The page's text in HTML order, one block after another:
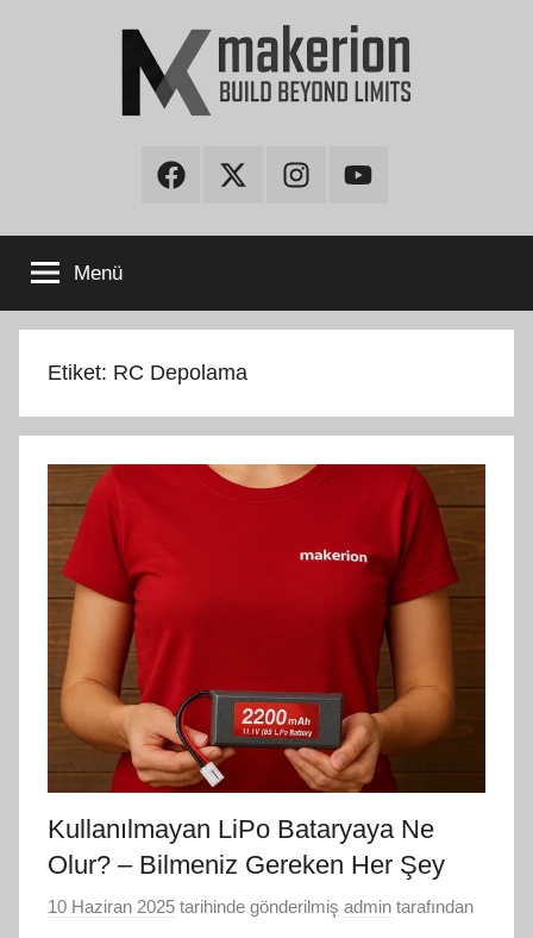
makerionFacebookTwitter InstagramYoutube
Menü
Etiket: RC Depolama
Kullanılmayan LiPo Bataryaya Ne
Olur? – Bilmeniz Gereken Her Şey
10 Haziran 2025 tarihinde gönderilmiş admin tarafından